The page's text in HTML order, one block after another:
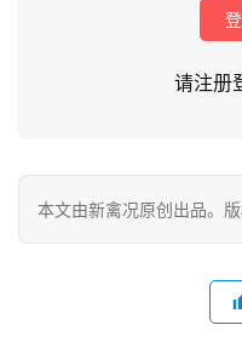
首
请注册
本文由新禽况原创出品。